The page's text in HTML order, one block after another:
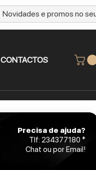
CONTACTOS
Precisa de ajuda?
Tlf: 234377180 *
Chat ou porEmail!